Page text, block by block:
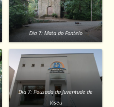
Dia 7: Mata do Fontelo
Dia 7: Pousada da Juventude de
Viseu